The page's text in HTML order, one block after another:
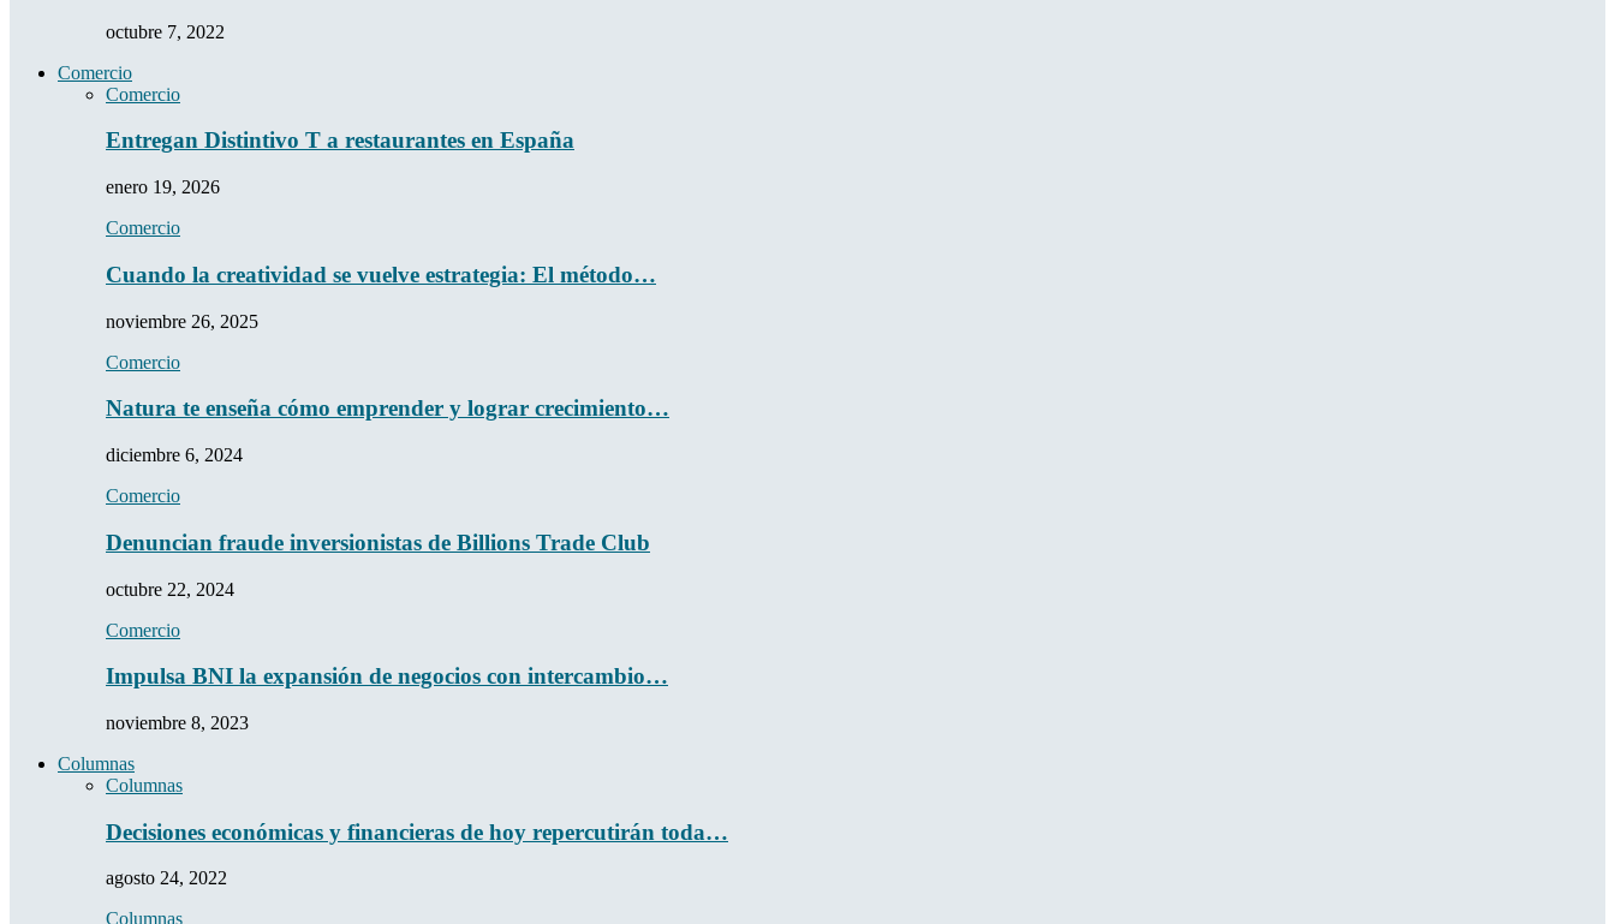
octubre 7, 2022
Comercio
Comercio
Entregan Distintivo T a restaurantes en España
enero 19, 2026
Comercio
Cuando la creatividad se vuelve estrategia: El método…
noviembre 26, 2025
Comercio
Natura te enseña cómo emprender y lograr crecimiento…
diciembre 6, 2024
Comercio
Denuncian fraude inversionistas de Billions Trade Club
octubre 22, 2024
Comercio
Impulsa BNI la expansión de negocios con intercambio…
noviembre 8, 2023
Columnas
Columnas
Decisiones económicas y financieras de hoy repercutirán toda…
agosto 24, 2022
Columnas